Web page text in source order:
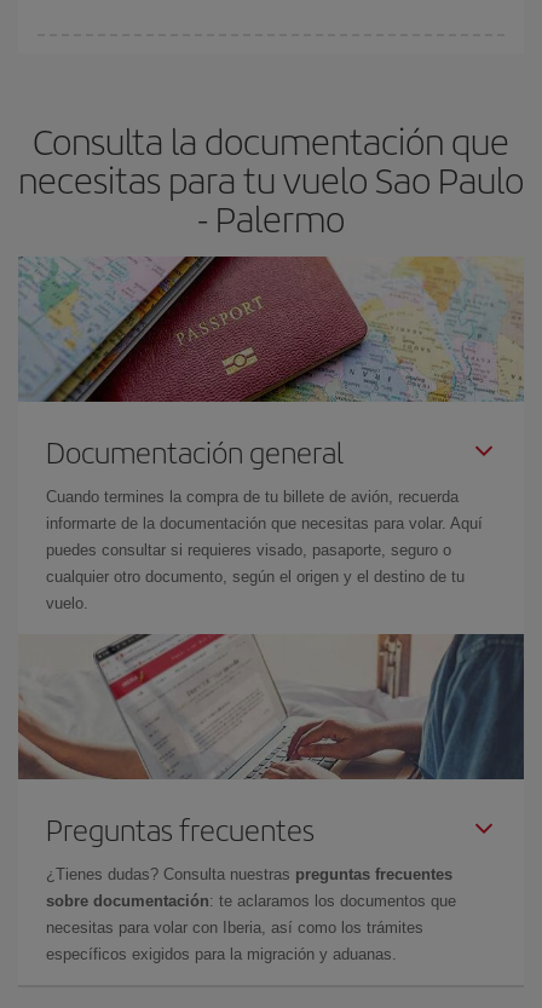
Consulta la documentación que
necesitas para tu vuelo Sao Paulo
- Palermo
Documentación general
Cuando termines la compra de tu billete de avión, recuerda
informarte de la documentación que necesitas para volar. Aquí
puedes consultar si requieres visado, pasaporte, seguro o
cualquier otro documento, según el origen y el destino de tu
vuelo.
Preguntas frecuentes
¿Tienes dudas? Consulta nuestras preguntas frecuentes
sobre documentación: te aclaramos los documentos que
necesitas para volar con Iberia, así como los trámites
específicos exigidos para la migración y aduanas.